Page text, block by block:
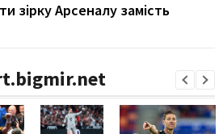
зірку Арсеналу замість